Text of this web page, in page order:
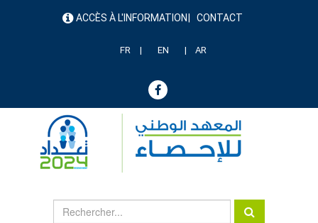
menu ACCÈS À L'INFORMATION CONTACT
FR EN AR